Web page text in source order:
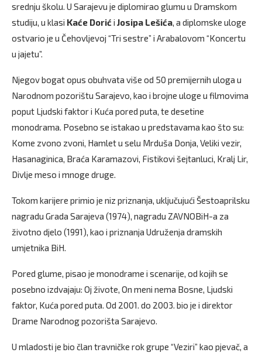
srednju školu. U Sarajevu je diplomirao glumu u Dramskom
studiju, u klasi Kaće Dorić i Josipa Lešića, a diplomske uloge
ostvario je u Čehovljevoj “Tri sestre” i Arabalovom “Koncertu
u jajetu”.
Njegov bogat opus obuhvata više od 50 premijernih uloga u
Narodnom pozorištu Sarajevo, kao i brojne uloge u filmovima
poput Ljudski faktor i Kuća pored puta, te desetine
monodrama. Posebno se istakao u predstavama kao što su:
Kome zvono zvoni, Hamlet u selu Mrduša Donja, Veliki vezir,
Hasanaginica, Braća Karamazovi, Fistikovi šejtanluci, Kralj Lir,
Divlje meso i mnoge druge.
Tokom karijere primio je niz priznanja, uključujući Šestoaprilsku
nagradu Grada Sarajeva (1974), nagradu ZAVNOBiH-a za
životno djelo (1991), kao i priznanja Udruženja dramskih
umjetnika BiH.
Pored glume, pisao je monodrame i scenarije, od kojih se
posebno izdvajaju: Oj živote, On meni nema Bosne, Ljudski
faktor, Kuća pored puta. Od 2001. do 2003. bio je i direktor
Drame Narodnog pozorišta Sarajevo.
U mladosti je bio član travničke rok grupe “Veziri” kao pjevač, a